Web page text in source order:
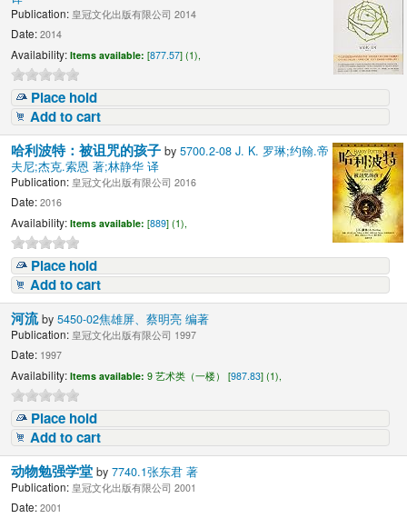
Publication: 皇冠文化出版有限公司 2014
Date: 2014
Availability: Items available: [877.57] (1),
Place hold
Add to cart
哈利波特：被诅咒的孩子by5700.2-08 J. K. 罗琳;约翰.帝
夫尼;杰克.索恩 著;林静华 译
Publication: 皇冠文化出版有限公司 2016
Date: 2016
Availability: Items available: [889] (1),
Place hold
Add to cart
河流by5450-02焦雄屏、蔡明亮 编著
Publication: 皇冠文化出版有限公司 1997
Date: 1997
Availability: Items available: 9 艺术类（一楼） [987.83] (1),
Place hold
Add to cart
动物勉强学堂by7740.1张东君 著
Publication: 皇冠文化出版有限公司 2001
Date: 2001